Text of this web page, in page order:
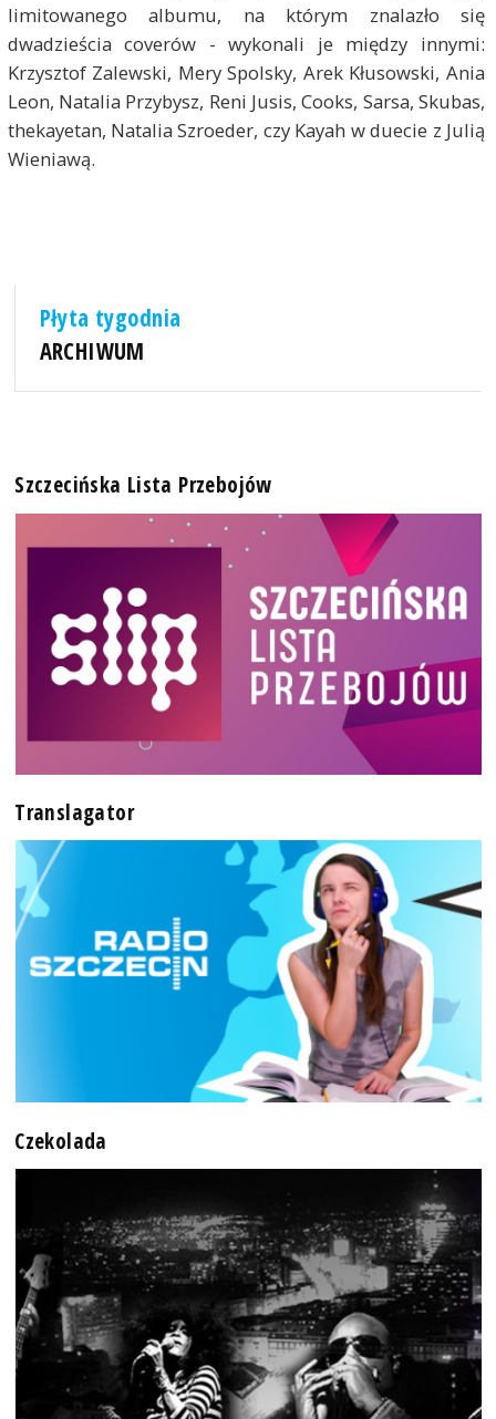
limitowanego albumu, na którym znalazło się
dwadzieścia coverów - wykonali je między innymi:
Krzysztof Zalewski, Mery Spolsky, Arek Kłusowski, Ania
Leon, Natalia Przybysz, Reni Jusis, Cooks, Sarsa, Skubas,
thekayetan, Natalia Szroeder, czy Kayah w duecie z Julią
Wieniawą.
Płyta tygodnia
ARCHIWUM
Szczecińska Lista Przebojów
Translagator
Czekolada